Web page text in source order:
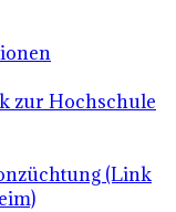
zur Hochschule
(Link